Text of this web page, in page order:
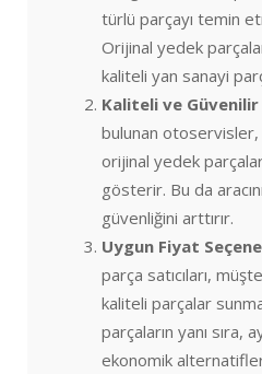
türlü parçayı temin
Orijinal yedek
kaliteli yan sanayi
Kaliteli ve
bulunan otoservisler,
orijinal yedek
gösterir. Bu da
güvenliğini arttırır.
Uygun Fiyat
parça satıcıları,
kaliteli parçalar
parçaların yanı sıra,
ekonomik